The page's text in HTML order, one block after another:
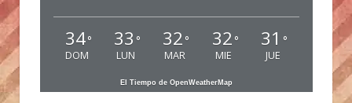
34°
DOM
33 °
LUN
32 °
MAR
32 °
MIE
31 °
JUE
El Tiempo de OpenWeatherMap